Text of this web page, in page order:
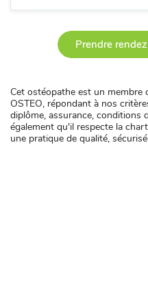
Prendre
Cet ostéopathe est un membre
OSTEO, répondant à nos
diplôme, assurance, conditions
également qu'il respecte la
une pratique de qualité,